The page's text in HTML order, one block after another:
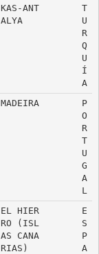
KAS-ANT
ALYA
T
U
R
Q
U
Í
A
MADEIRA
P
O
R
T
U
G
A
L
EL HIER
RO (ISL
AS CANA
RIAS)
E
S
P
A